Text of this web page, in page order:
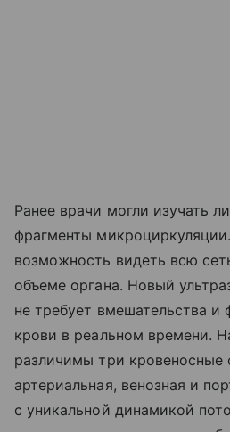
Ранее врачи могли изучать
фрагменты
возможность видеть всю
объеме органа. Новый
не требует вмешательства
крови в реальном времени.
различимы три
артериальная, венозная и
с уникальной динамикой